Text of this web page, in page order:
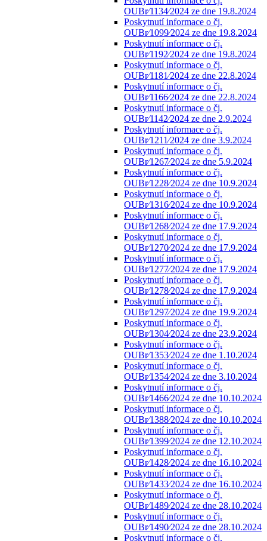
OUBr⁄1134⁄2024 ze dne 19.8.2024
Poskytnutí informace o čj.
OUBr⁄1099⁄2024 ze dne 19.8.2024
Poskytnutí informace o čj.
OUBr⁄1192⁄2024 ze dne 19.8.2024
Poskytnutí informace o čj.
OUBr⁄1181⁄2024 ze dne 22.8.2024
Poskytnutí informace o čj.
OUBr⁄1166⁄2024 ze dne 22.8.2024
Poskytnutí informace o čj.
OUBr⁄1142⁄2024 ze dne 2.9.2024
Poskytnutí informace o čj.
OUBr⁄1211⁄2024 ze dne 3.9.2024
Poskytnutí informace o čj.
OUBr⁄1267⁄2024 ze dne 5.9.2024
Poskytnutí informace o čj.
OUBr⁄1228⁄2024 ze dne 10.9.2024
Poskytnutí informace o čj.
OUBr⁄1316⁄2024 ze dne 10.9.2024
Poskytnutí informace o čj.
OUBr⁄1268⁄2024 ze dne 17.9.2024
Poskytnutí informace o čj.
OUBr⁄1270⁄2024 ze dne 17.9.2024
Poskytnutí informace o čj.
OUBr⁄1277⁄2024 ze dne 17.9.2024
Poskytnutí informace o čj.
OUBr⁄1278⁄2024 ze dne 17.9.2024
Poskytnutí informace o čj.
OUBr⁄1297⁄2024 ze dne 19.9.2024
Poskytnutí informace o čj.
OUBr⁄1304⁄2024 ze dne 23.9.2024
Poskytnutí informace o čj.
OUBr⁄1353⁄2024 ze dne 1.10.2024
Poskytnutí informace o čj.
OUBr⁄1354⁄2024 ze dne 3.10.2024
Poskytnutí informace o čj.
OUBr⁄1466⁄2024 ze dne 10.10.2024
Poskytnutí informace o čj.
OUBr⁄1388⁄2024 ze dne 10.10.2024
Poskytnutí informace o čj.
OUBr⁄1399⁄2024 ze dne 12.10.2024
Poskytnutí informace o čj.
OUBr⁄1428⁄2024 ze dne 16.10.2024
Poskytnutí informace o čj.
OUBr⁄1433⁄2024 ze dne 16.10.2024
Poskytnutí informace o čj.
OUBr⁄1489⁄2024 ze dne 28.10.2024
Poskytnutí informace o čj.
OUBr⁄1490⁄2024 ze dne 28.10.2024
Poskytnutí informace o čj.